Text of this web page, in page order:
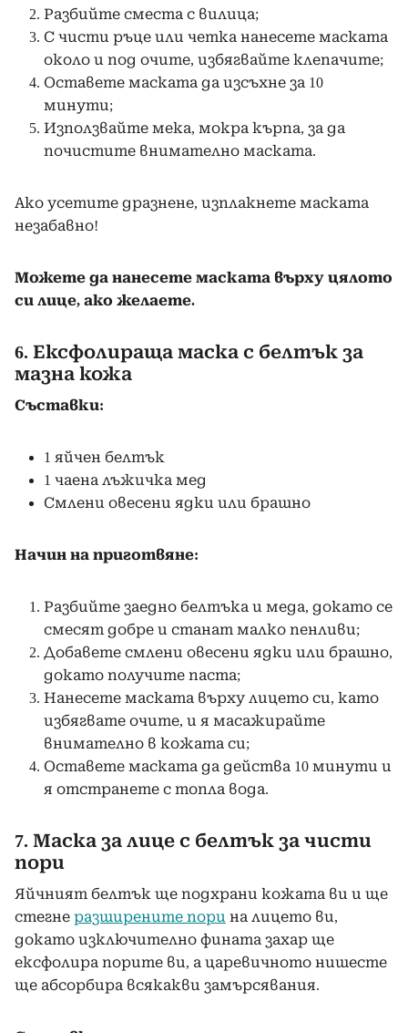
Разбийте сместа с вилица;
С чисти ръце или четка нанесете маската
около и под очите, избягвайте клепачите;
Оставете маската да изсъхне за 10
минути;
Използвайте мека, мокра кърпа, за да
почистите внимателно маската.
Ако усетите дразнене, изплакнете маската
незабавно!
Можете да нанесете маската върху цялото
си лице, ако желаете.
6. Ексфолираща маска с белтък за
мазна кожа
Съставки:
1 яйчен белтък
1 чаена лъжичка мед
Смлени овесени ядки или брашно
Начин на приготвяне:
Разбийте заедно белтъка и меда, докато се
смесят добре и станат малко пенливи;
Добавете смлени овесени ядки или брашно,
докато получите паста;
Нанесете маската върху лицето си, като
избягвате очите, и я масажирайте
внимателно в кожата си;
Оставете маската да действа 10 минути и
я отстранете с топла вода.
7. Маска за лице с белтък за чисти
пори
Яйчният белтък ще подхрани кожата ви и ще
стегне разширените пори на лицето ви,
докато изключително фината захар ще
ексфолира порите ви, а царевичното нишесте
ще абсорбира всякакви замърсявания.